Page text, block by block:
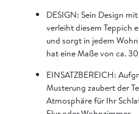
DESIGN: Sein Design
verleiht diesem Teppich
und sorgt in jedem
hat eine Maße von ca.
EINSATZBEREICH:
Musterung zaubert der
Atmosphäre für Ihr